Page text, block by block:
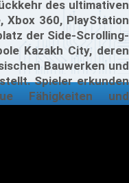
des ultimativen
Xbox 360, PlayStation
der Side-Scrolling-
Kazakh City, deren
Bauwerken und
Spieler erkunden
Fähigkeiten und